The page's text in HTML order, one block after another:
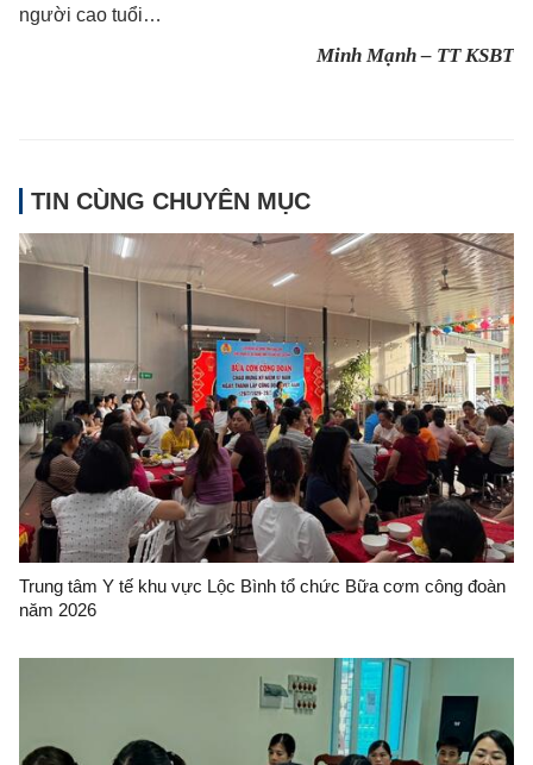
người cao tuổi…
Minh Mạnh – TT KSBT
TIN CÙNG CHUYÊN MỤC
Trung tâm Y tế khu vực Lộc Bình tổ chức Bữa cơm công đoàn
năm 2026